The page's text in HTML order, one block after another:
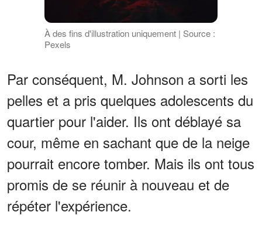
À des fins d'illustration uniquement | Source :
Pexels
Par conséquent, M. Johnson a sorti les
pelles et a pris quelques adolescents du
quartier pour l'aider. Ils ont déblayé sa
cour, même en sachant que de la neige
pourrait encore tomber. Mais ils ont tous
promis de se réunir à nouveau et de
répéter l'expérience.